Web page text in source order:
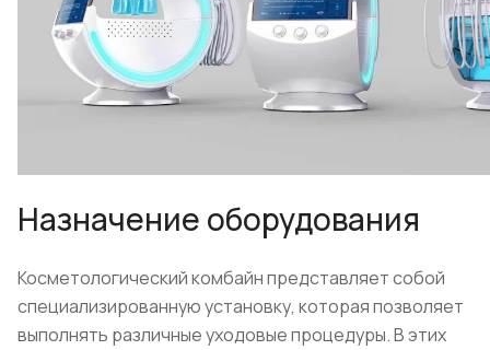
Назначение оборудования
Косметологический комбайн представляет собой
специализированную установку, которая позволяет
выполнять различные уходовые процедуры. В этих